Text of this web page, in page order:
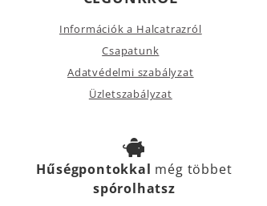
Információk a Halcatrazról
Csapatunk
Adatvédelmi szabályzat
Üzletszabályzat
Hűségpontokkal még többet
spórolhatsz